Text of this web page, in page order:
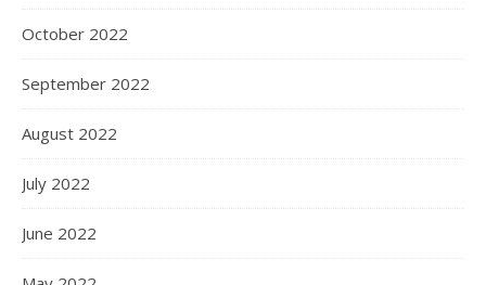
October 2022
September 2022
August 2022
July 2022
June 2022